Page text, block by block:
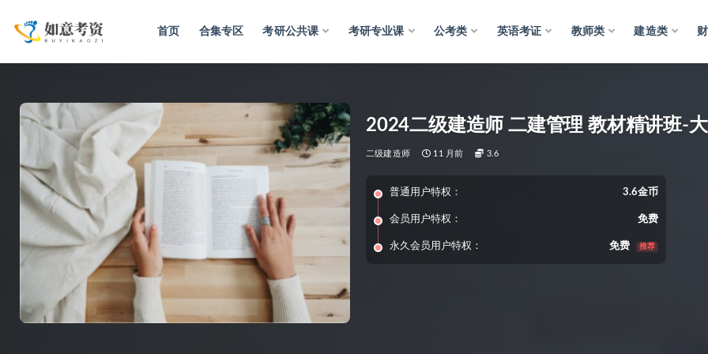
首页 合集专区 考研公共课 考研专业课 公考类 英语考证 教师类 建造类
2024二级建造师 二建管理 教材精讲班-
二级建造师 11 月前 3.6
普通用户特权： 3.6金币
会员用户特权： 免费
永久会员用户特权： 免费 推荐